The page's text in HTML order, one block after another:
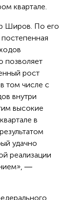
квартале.
Широв. По его
позволяет
рост
том числе с
внутри
высокие
в
удачно
реализации
―